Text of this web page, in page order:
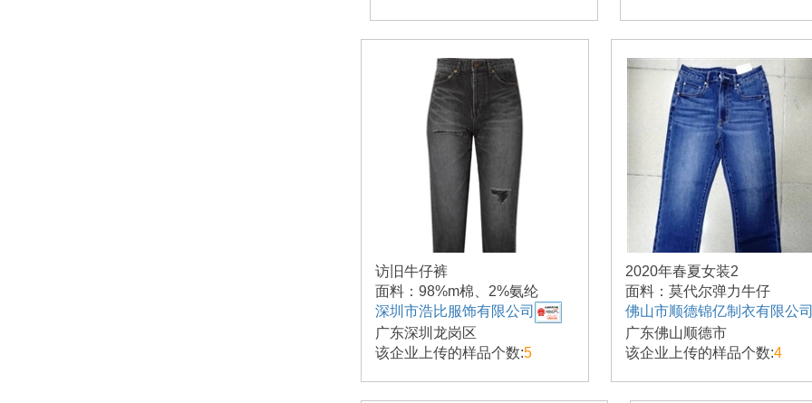
访旧牛仔裤
面料：98%m棉、2%氨纶
深圳市浩比服饰有限公司
广东深圳龙岗区
该企业上传的样品个数:5
2020年春夏女装2
面料：莫代尔弹力牛仔
佛山市顺德锦亿制衣有限公
广东佛山顺德市
该企业上传的样品个数:4